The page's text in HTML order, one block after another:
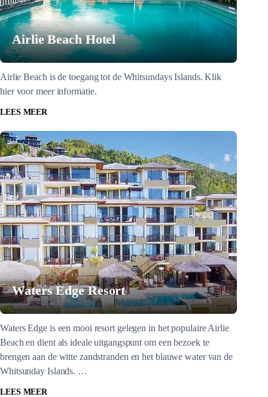
Airlie Beach Hotel
Airlie Beach is de toegang tot de Whitsundays Islands. Klik
hier voor meer informatie.
LEES MEER
Waters Edge Resort
Waters Edge is een mooi resort gelegen in het populaire Airlie
Beach en dient als ideale uitgangspunt om een bezoek te
brengen aan de witte zandstranden en het blauwe water van de
Whitsunday Islands. …
LEES MEER